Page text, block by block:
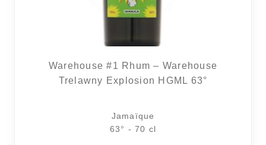
Warehouse #1 Rhum – Warehouse
Trelawny Explosion HGML 63°
Jamaïque
63° - 70 cl